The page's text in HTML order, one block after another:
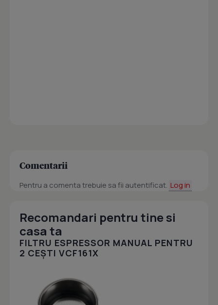
Comentarii
Pentru a comenta trebuie sa fii autentificat. Log in
Recomandari pentru tine si
casa ta
FILTRU ESPRESSOR MANUAL PENTRU
2 CEȘTI VCF161X